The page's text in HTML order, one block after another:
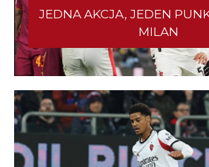
JEDNA AKCJA, JEDEN
MILAN